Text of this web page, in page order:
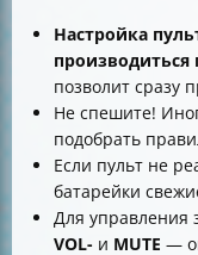
Настройка
позволит сразу
Не спешите!
подобрать
Если пульт не
батарейки
Для управления
VOL- и MUTE —